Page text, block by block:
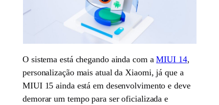
O sistema está chegando ainda com aMIUI 14,
personalização mais atual da Xiaomi, já que a
MIUI 15 ainda está em desenvolvimento e deve
demorar um tempo para ser oficializada e